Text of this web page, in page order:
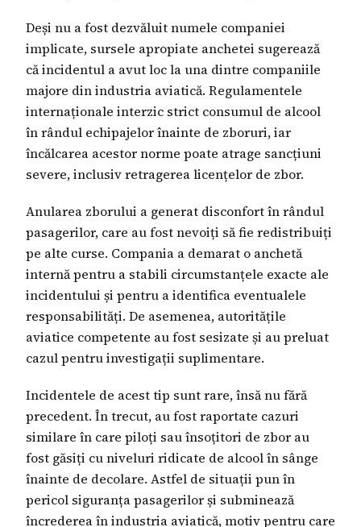
Deși nu a fost dezvăluit numele companiei
implicate, sursele apropiate anchetei sugerează
că incidentul a avut loc la una dintre companiile
majore din industria aviatică. Regulamentele
internaționale interzic strict consumul de alcool
în rândul echipajelor înainte de zboruri, iar
încălcarea acestor norme poate atrage sancțiuni
severe, inclusiv retragerea licențelor de zbor.
Anularea zborului a generat disconfort în rândul
pasagerilor, care au fost nevoiți să fie redistribuiți
pe alte curse. Compania a demarat o anchetă
internă pentru a stabili circumstanțele exacte ale
incidentului și pentru a identifica eventualele
responsabilități. De asemenea, autoritățile
aviatice competente au fost sesizate și au preluat
cazul pentru investigații suplimentare.
Incidentele de acest tip sunt rare, însă nu fără
precedent. În trecut, au fost raportate cazuri
similare în care piloți sau însoțitori de zbor au
fost găsiți cu niveluri ridicate de alcool în sânge
înainte de decolare. Astfel de situații pun în
pericol siguranța pasagerilor și subminează
încrederea în industria aviatică, motiv pentru care